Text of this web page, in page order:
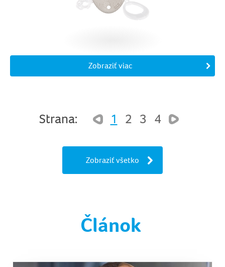
Zobraziť viac
Strana: 1 2 3 4
Zobraziť všetko
Článok